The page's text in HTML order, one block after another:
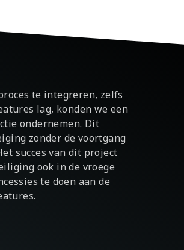
te integreren, zelfs
lag, konden we een
ondernemen. Dit
zonder de voortgang
succes van dit project
ook in de vroege
te doen aan de